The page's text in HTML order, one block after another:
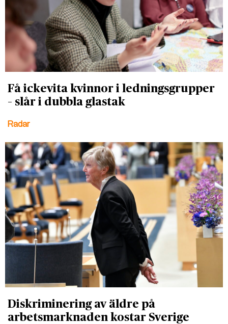
Få ickevita kvinnor i ledningsgrupper
– slår i dubbla glastak
Radar
Diskriminering av äldre på
arbetsmarknaden kostar Sverige